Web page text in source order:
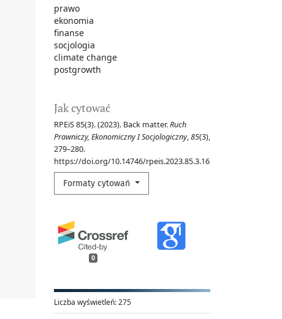
prawo
ekonomia
finanse
socjologia
climate change
postgrowth
Jak cytować
RPEiS 85(3). (2023). Back matter.Ruch
Prawniczy, Ekonomiczny I Socjologiczny,85(3),
279–280.
https://doi.org/10.14746/rpeis.2023.85.3.16
Formaty cytowań
0
Liczba wyświetleń:275